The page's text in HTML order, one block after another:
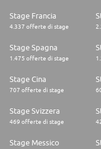
Stage Francia
4.337 offerte di stage
Stage Spagna
1.475 offerte di stage
Stage Cina
707 offerte di stage
Stage Svizzera
469 offerte di stage
Stage Messico